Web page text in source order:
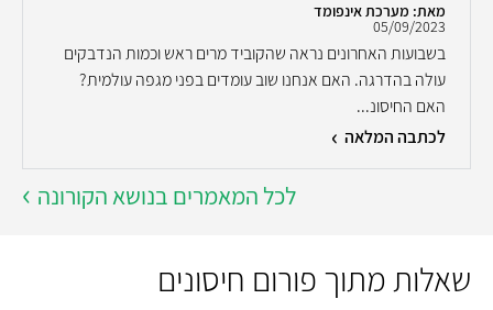
מאת: מערכת אינפומד
05/09/2023
בשבועות האחרונים נראה שהקוביד מרים ראש וכמות הנדבקים
עולה בהדרגה. האם אנחנו שוב עומדים בפני מגפה עולמית?
האם החיסונ...
לכתבה המלאה
לכל המאמרים בנושא הקורונה
שאלות מתוך פורום חיסונים